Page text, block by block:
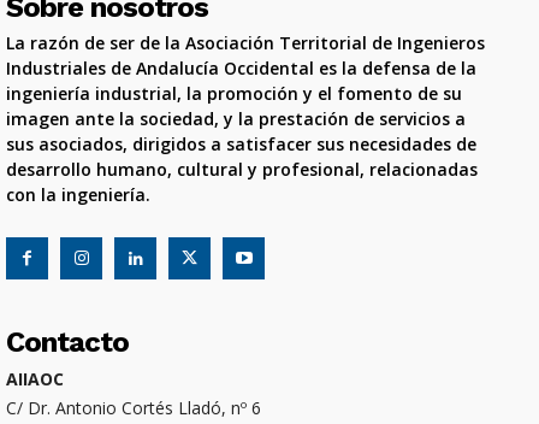
Sobre nosotros
La razón de ser de la Asociación Territorial de Ingenieros
Industriales de Andalucía Occidental es la defensa de la
ingeniería industrial, la promoción y el fomento de su
imagen ante la sociedad, y la prestación de servicios a
sus asociados, dirigidos a satisfacer sus necesidades de
desarrollo humano, cultural y profesional, relacionadas
con la ingeniería.
Contacto
AIIAOC
C/ Dr. Antonio Cortés Lladó, nº 6